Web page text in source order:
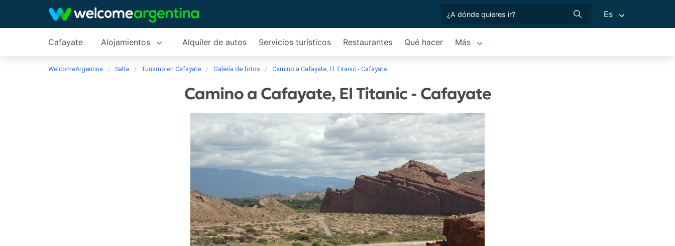
Es
Cafayate Alojamientos Alquiler de autos Servicios turísticos Restaurantes Qué hacer Más
WelcomeArgentina Salta Turismo en Cafayate Galería de fotos Camino a Cafayate, El Titanic - Cafayate
Camino a Cafayate, El Titanic - Cafayate